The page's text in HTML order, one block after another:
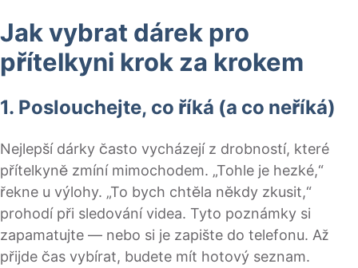
Jak vybrat dárek pro
přítelkyni krok za krokem
1. Poslouchejte, co říká (a co neříká)
Nejlepší dárky často vycházejí z drobností, které
přítelkyně zmíní mimochodem. „Tohle je hezké,“
řekne u výlohy. „To bych chtěla někdy zkusit,“
prohodí při sledování videa. Tyto poznámky si
zapamatujte — nebo si je zapište do telefonu. Až
přijde čas vybírat, budete mít hotový seznam.